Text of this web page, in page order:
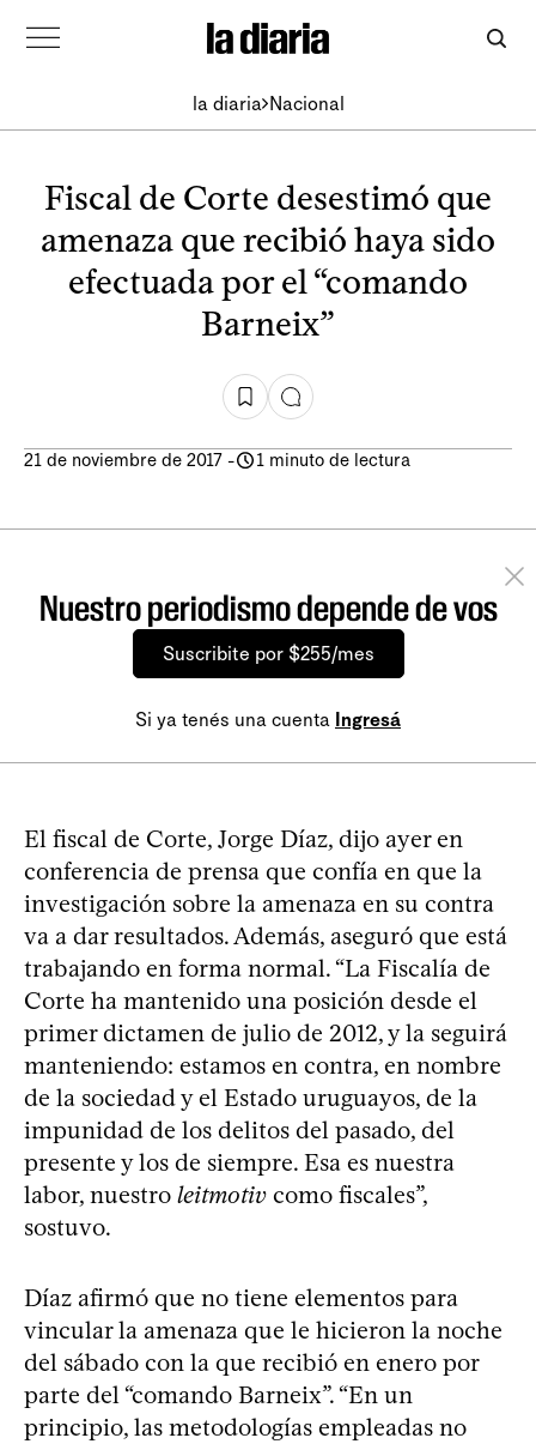
la diaria Nacional
Fiscal de Corte desestimó que
amenaza que recibió haya sido
efectuada por el “comando
Barneix”
21 de noviembre de 2017 - 1 minuto de lectura
Nuestro periodismo depende de vos
Suscribite por $255/mes
Si ya tenés una cuenta Ingresá
El fiscal de Corte, Jorge Díaz, dijo ayer en
conferencia de prensa que confía en que la
investigación sobre la amenaza en su contra
va a dar resultados. Además, aseguró que está
trabajando en forma normal. “La Fiscalía de
Corte ha mantenido una posición desde el
primer dictamen de julio de 2012, y la seguirá
manteniendo: estamos en contra, en nombre
de la sociedad y el Estado uruguayos, de la
impunidad de los delitos del pasado, del
presente y los de siempre. Esa es nuestra
labor, nuestro leitmotiv como fiscales”,
sostuvo.
Díaz afirmó que no tiene elementos para
vincular la amenaza que le hicieron la noche
del sábado con la que recibió en enero por
parte del “comando Barneix”. “En un
principio, las metodologías empleadas no